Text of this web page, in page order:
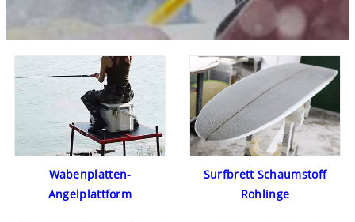
Wabenplatten-
Angelplattform
Surfbrett Schaumstoff
Rohlinge